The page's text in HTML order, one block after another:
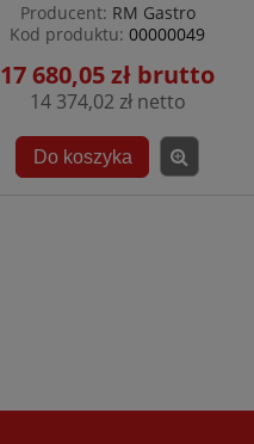
Producent: RM Gastro
Kod produktu: 00000049
17 680,05 zł
14 374,02 zł
Do koszyka